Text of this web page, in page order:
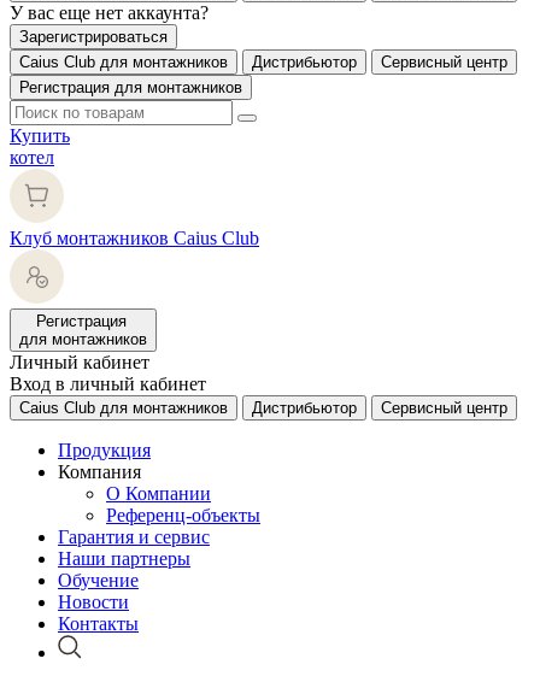
У вас еще нет аккаунта?
Зарегистрироваться
Caius Club для монтажников
Дистрибьютор
Сервисный центр
Регистрация для монтажников
Купить
котел
Клуб монтажников Caius Club
Регистрация
для монтажников
Личный кабинет
Вход в личный кабинет
Caius Club для монтажников Дистрибьютор Сервисный центр
Продукция
Компания
О Компании
Референц-объекты
Гарантия и сервис
Наши партнеры
Обучение
Новости
Контакты